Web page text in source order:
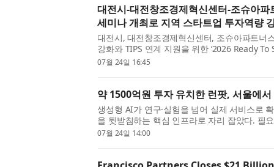
대전시-대전창조경제혁신센터-조슈아파
세미나 개최로 지역 스타트업 투자역량
대전시, 대전창조경제혁신센터, 조슈아파트너
강화와 TIPS 연계 지원을 위한 ‘2026 Ready
다고 밝혔다. 이번 세미나는 창업기업이 투자
07월 24일 16:45
약 1500억원 투자 유치한 런팟, 서울에
생성형 AI가 연구·실험을 넘어 실제 서비스로
을 뒷받침하는 핵심 인프라로 자리 잡았다. 필
론 환경을 유연하게 확장하는 역량이 AI 개발
07월 24일 14:00